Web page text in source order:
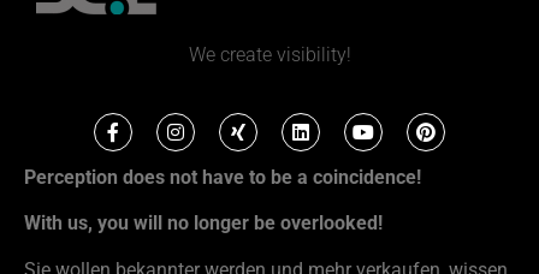
We create visibility!
Perception does not have to be a coincidence!
With us, you will no longer be overlooked!
Sie wollen bekannter werden und mehr verkaufen, wissen